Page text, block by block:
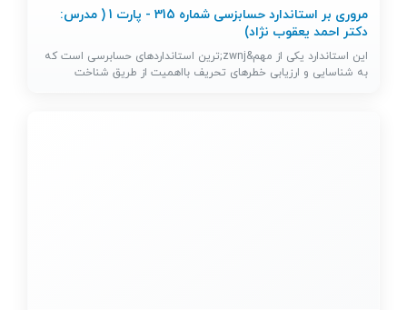
مروری بر استاندارد حسابزسی شماره 315 - پارت 1 ( مدرس:
دکتر احمد یعقوب نژاد)
این استاندارد یکی از مهم&zwnj;ترین استانداردهای حسابرسی است که
به شناسایی و ارزیابی خطرهای تحریف بااهمیت از طریق شناخت